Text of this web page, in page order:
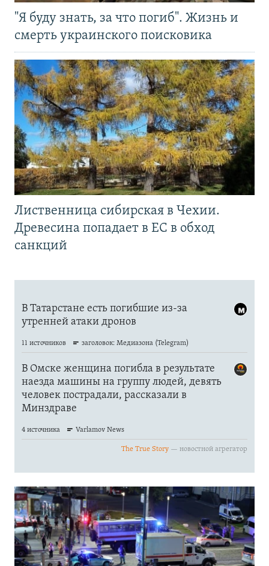
"Я буду знать, за что погиб". Жизнь и
смерть украинского поисковика
Лиственница сибирская в Чехии.
Древесина попадает в ЕС в обход
санкций